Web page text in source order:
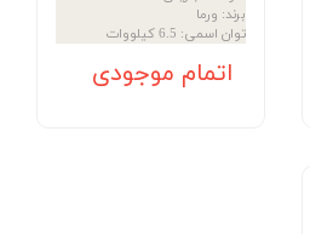
برند: ورما
توان اسمی: 6.5 کیلووات
اتمام موجودی